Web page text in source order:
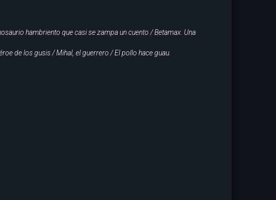
hambriento que casi se zampa un cuento / Betamax. Una
de los gusis / Mihal, el guerrero / El pollo hace guau.